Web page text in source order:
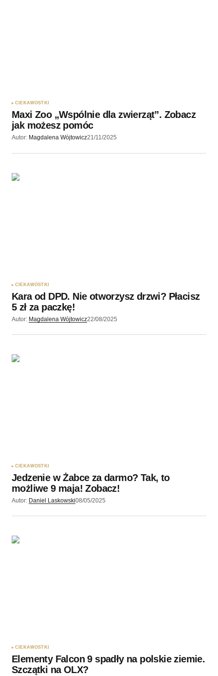
CIEKAWOSTKI
Maxi Zoo „Wspólnie dla zwierząt”. Zobacz
jak możesz pomóc
Autor: Magdalena Wójtowicz21/11/2025
CIEKAWOSTKI
Kara od DPD. Nie otworzysz drzwi? Płacisz
5 zł za paczkę!
Autor: Magdalena Wójtowicz22/08/2025
CIEKAWOSTKI
Jedzenie w Żabce za darmo? Tak, to
możliwe 9 maja! Zobacz!
Autor: Daniel Laskowski08/05/2025
CIEKAWOSTKI
Elementy Falcon 9 spadły na polskie ziemie.
Szczątki na OLX?